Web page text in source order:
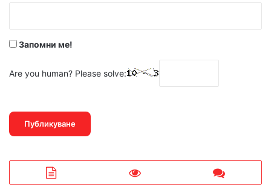
Запомни ме!
Are you human? Please solve: